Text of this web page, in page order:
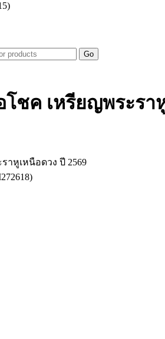
Go
ชค เหรียญพระรา
าหูเหนือดวง ปี 2569